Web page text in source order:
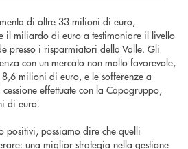
di oltre 33 milioni di euro,
il miliardo di euro a testimoniare il livello
presso i risparmiatori della Valle. Gli
con un mercato non molto favorevole,
milioni di euro, e le sofferenze a
effettuate con la Capogruppo,
di euro.
positivi, possiamo dire che quelli
una miglior strategia nella gestione